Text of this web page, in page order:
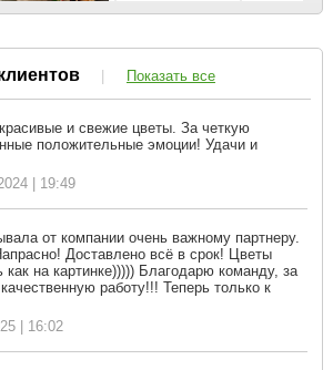
| Показать все
и свежие цветы. За четкую
положительные эмоции! Удачи и
| 19:49
от компании очень важному партнеру.
Доставлено всё в срок! Цветы
как на картинке))))) Благодарю команду, за
работу!!! Теперь только к
| 16:02